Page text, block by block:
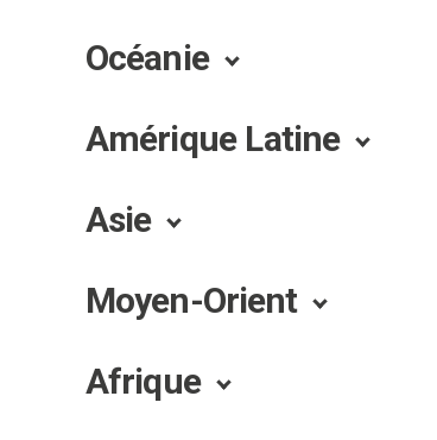
Océanie
Amérique Latine
Asie
Moyen-Orient
Afrique